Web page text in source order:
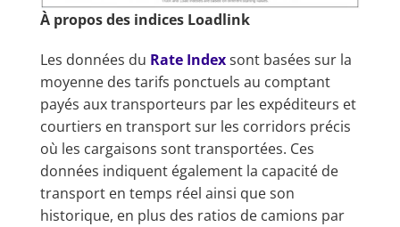
À propos des indices Loadlink
Les données du Rate Indexsont basées sur la
moyenne des tarifs ponctuels au comptant
payés aux transporteurs par les expéditeurs et
courtiers en transport sur les corridors précis
où les cargaisons sont transportées. Ces
données indiquent également la capacité de
transport en temps réel ainsi que son
historique, en plus des ratios de camions par